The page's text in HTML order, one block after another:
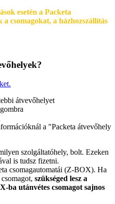
esetén a Packeta
csomagokat, a házhozszállítás
átvevőhelyet
a "Packeta átvevőhely
szolgáltatóhely, bolt. Ezeken
is tudsz fizetni.
csomagautomatái (Z-BOX). Ha
szükséged lesz a
ba utánvétes csomagot sajnos